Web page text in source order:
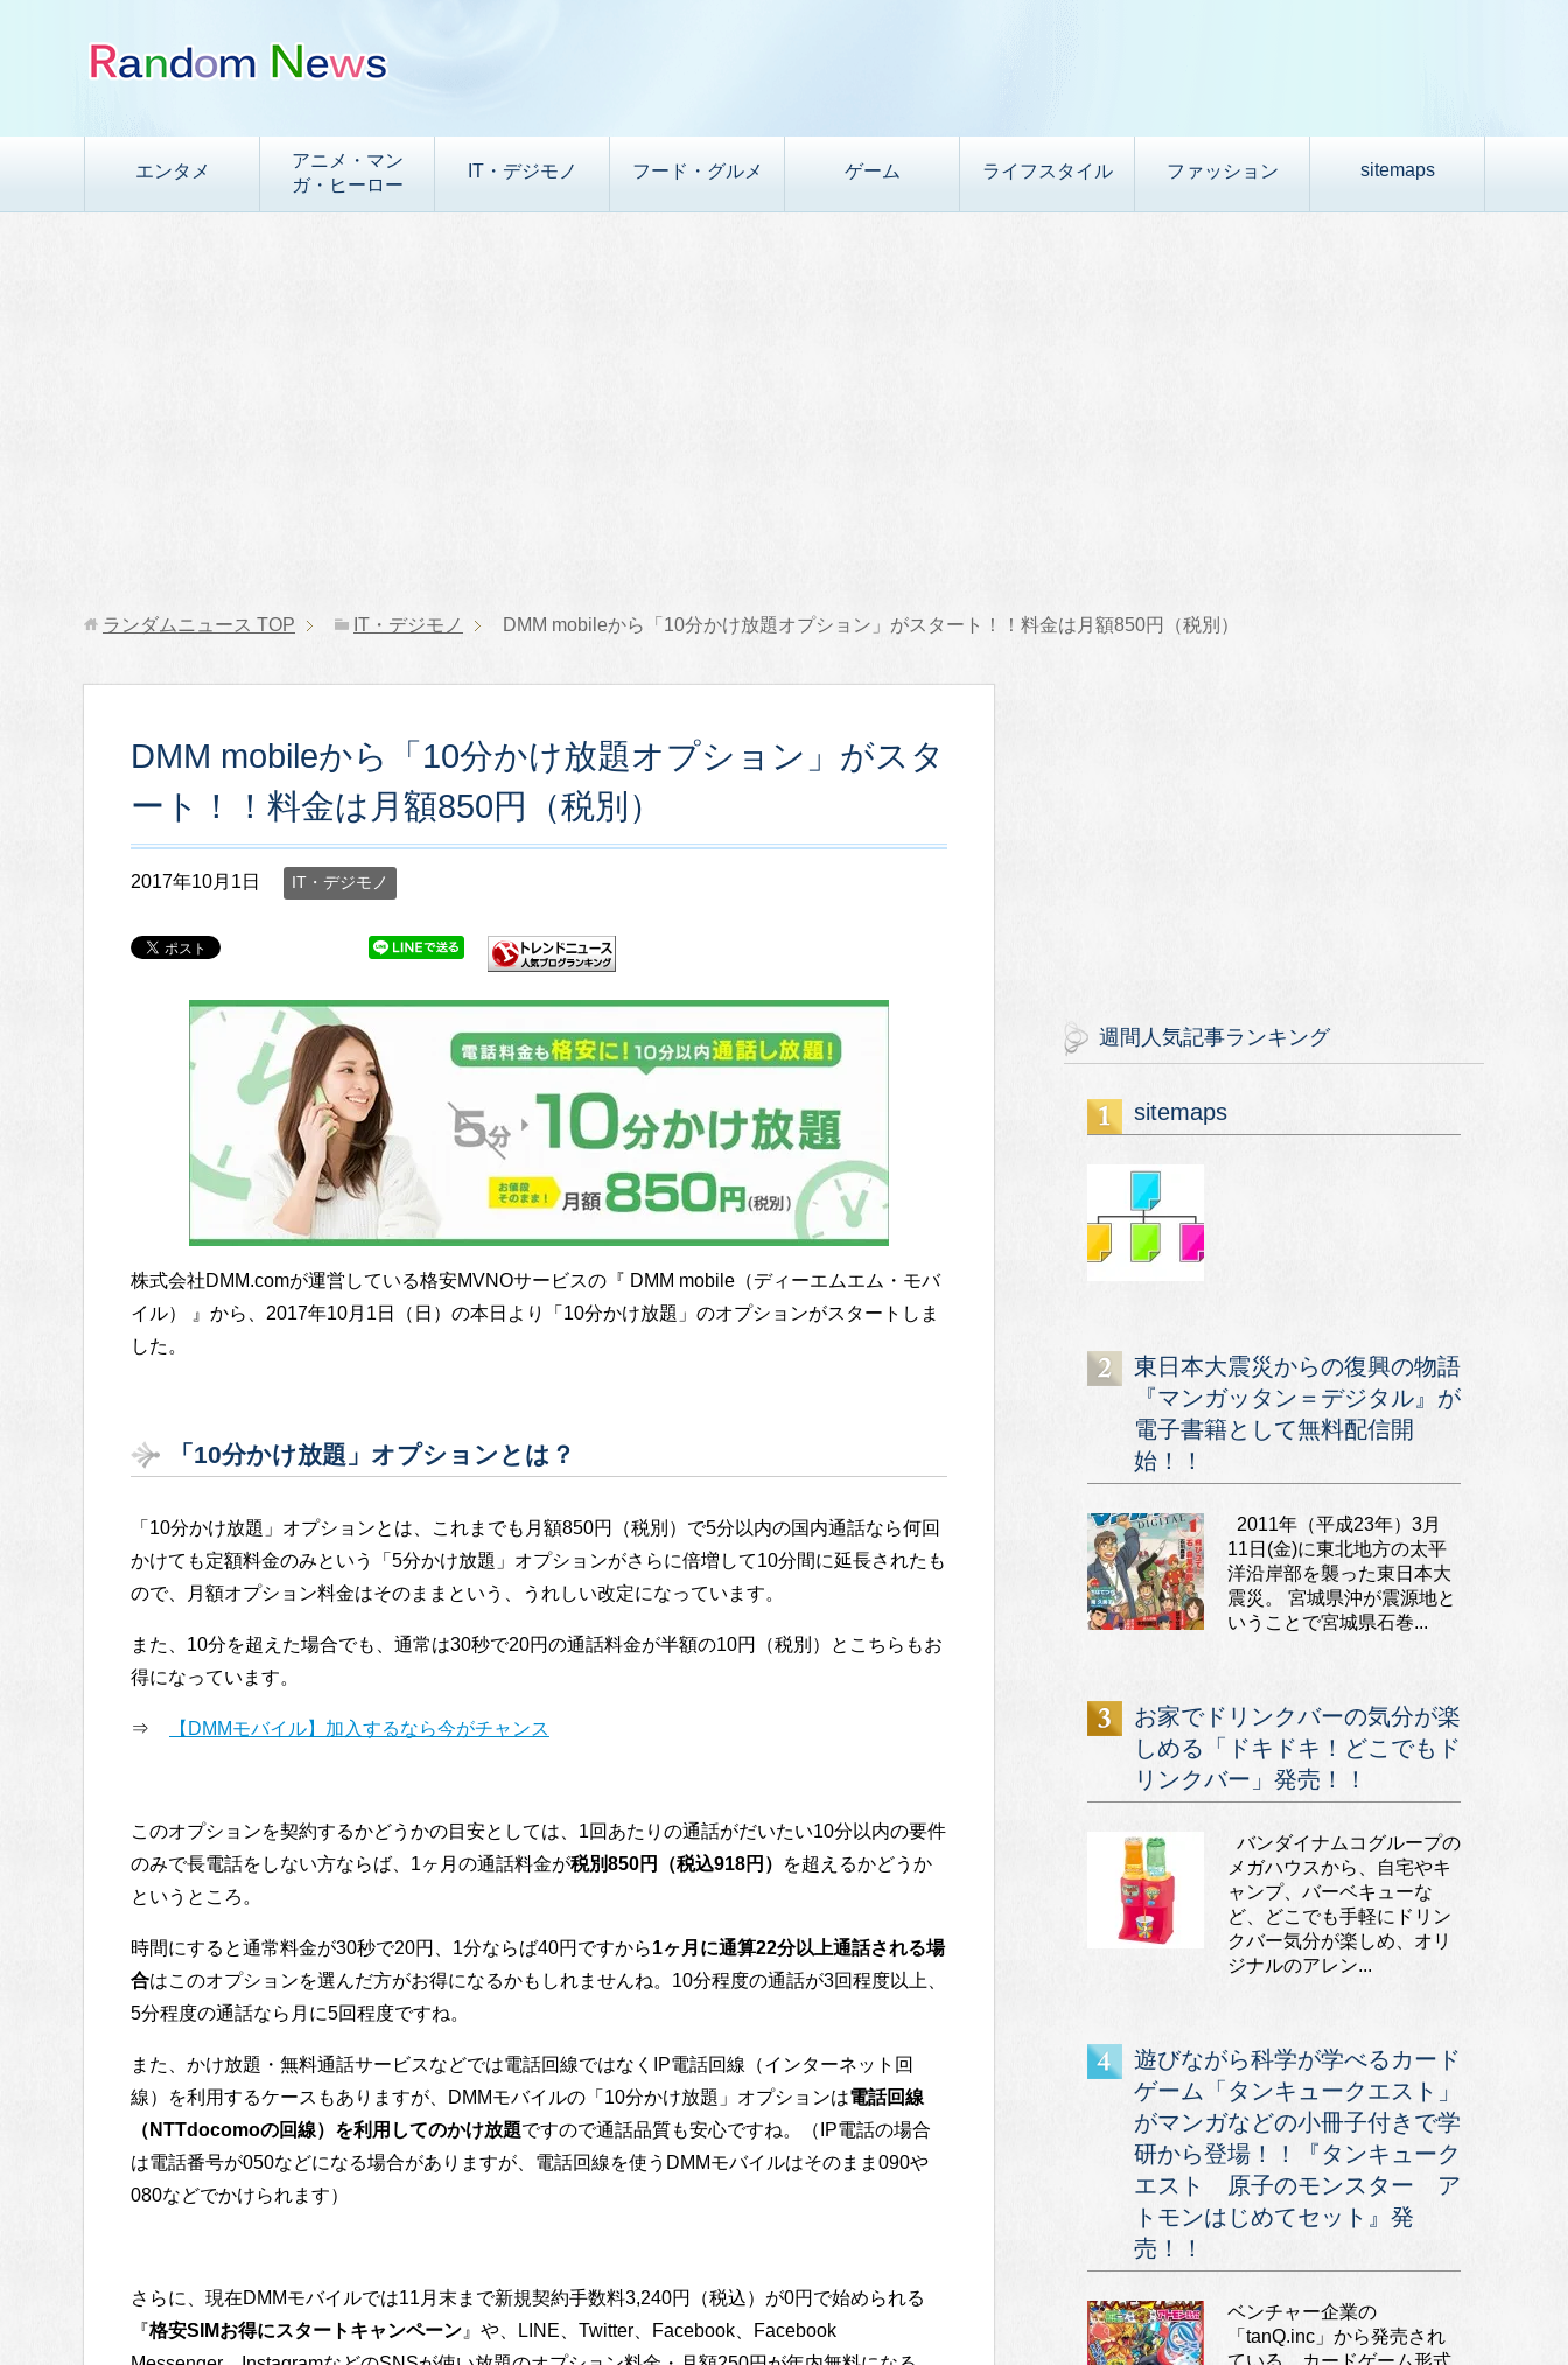
エンタメ
アニメ・マン
ガ・ヒーロー
IT・デジモノ フード・グルメ ゲーム ライフスタイル ファッション sitemaps
ランダムニュース TOP IT・デジモノ DMM mobileから「10分かけ放題オプション」がスタート！！料金は月額850円（税別）
DMM mobileから「10分かけ放題オプション」がスタ
ート！！料金は月額850円（税別）
2017年10月1日 IT・デジモノ
株式会社DMM.comが運営している格安MVNOサービスの『 DMM mobile（ディーエムエム・モバ
イル） 』から、2017年10月1日（日）の本日より「10分かけ放題」のオプションがスタートしま
した。
「10分かけ放題」オプションとは？
「10分かけ放題」オプションとは、これまでも月額850円（税別）で5分以内の国内通話なら何回
かけても定額料金のみという「5分かけ放題」オプションがさらに倍増して10分間に延長されたも
ので、月額オプション料金はそのままという、うれしい改定になっています。
また、10分を超えた場合でも、通常は30秒で20円の通話料金が半額の10円（税別）とこちらもお
得になっています。
⇒ 【DMMモバイル】加入するなら今がチャンス
このオプションを契約するかどうかの目安としては、1回あたりの通話がだいたい10分以内の要件
のみで長電話をしない方ならば、1ヶ月の通話料金が税別850円（税込918円）
を超えるかどうか
というところ。
時間にすると通常料金が30秒で20円、1分ならば40円ですから1ヶ月に通算22分以上通話される場
合はこのオプションを選んだ方がお得になるかもしれませんね。10分程度の通話が3回程度以上、
5分程度の通話なら月に5回程度ですね。
また、かけ放題・無料通話サービスなどでは電話回線ではなくIP電話回線（インターネット回
線）を利用するケースもありますが、DMMモバイルの「10分かけ放題」オプションは電話回線
（NTTdocomoの回線）を利用してのかけ放題ですので通話品質も安心ですね。（IP電話の場合
は電話番号が050などになる場合がありますが、電話回線を使うDMMモバイルはそのまま090や
080などでかけられます）
さらに、現在DMMモバイルでは11月末まで新規契約手数料3,240円（税込）が0円で始められる
『格安SIMお得にスタートキャンペーン 』や、LINE、Twitter、Facebook、Facebook
週間人気記事ランキング
sitemaps
東日本大震災からの復興の物語
『マンガッタン＝デジタル』が
電子書籍として無料配信開
始！！
2011年（平成23年）3月
11日(金)に東北地方の太平
洋沿岸部を襲った東日本大
震災。 宮城県沖が震源地と
いうことで宮城県石巻...
お家でドリンクバーの気分が楽
しめる「ドキドキ！どこでもド
リンクバー」発売！！
バンダイナムコグループの
メガハウスから、自宅やキ
ャンプ、バーベキューな
ど、どこでも手軽にドリン
クバー気分が楽しめ、オリ
ジナルのアレン...
遊びながら科学が学べるカード
ゲーム「タンキュークエスト」
がマンガなどの小冊子付きで学
研から登場！！『タンキューク
エスト 原子のモンスター ア
トモンはじめてセット』発
売！！
ベンチャー企業の
「tanQ.inc」から発売され
ている、カードゲーム形式